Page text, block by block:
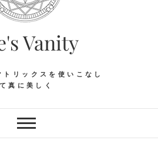
Vanity
トリックスを使いこなし
て真に美しく